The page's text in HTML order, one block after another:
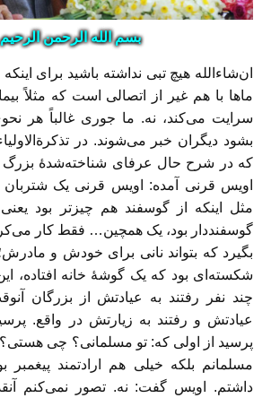
بسم الله الرحمن الرحیم
ان‌شاءالله هیچ تبی نداشته باشید برای
ماها با هم غیر از اتصالی است که مثلاً
سرایت می‌کند، نه. ما جوری غالباً هر
بشود دیگران خبر می‌شوند. در
که در شرح حال عرفای شناخته‌شدهٔ
اویس قرنی آمده: اویس قرنی یک شتربان
مثل اینکه از گوسفند هم چیزتر بود یعنی
گوسفنددار بود، یک همچین… فقط کار
بگیرد که بتواند نانی برای خودش و
شکسته‌ای بود که یک گوشهٔ خانه افتاده،
چند نفر رفتند به عیادتش از بزرگان
عیادتش و رفتند به زیارتش در واقع.
پرسید از اولی که: تو مسلمانی؟ چی هستی؟
مسلمانم بلکه خیلی هم ارادتمند
داشتم. اویس گفت: نه. تصور نمی‌کنم